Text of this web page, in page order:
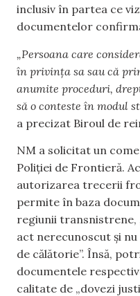
inclusiv în partea ce
documentelor
„Persoana care
în privința sa sau că
anumite proceduri,
să o conteste în modul
a precizat Biroul de
NM a solicitat un
Poliției de Frontieră.
autorizarea trecerii
permite în baza
regiunii transnistrene,
act nerecunoscut și
de călătorie”. Însă,
documentele
calitate de „dovezi